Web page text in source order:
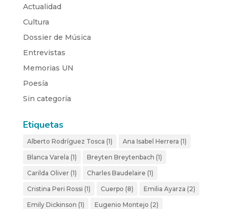
Actualidad
Cultura
Dossier de Música
Entrevistas
Memorias UN
Poesía
Sin categoría
Etiquetas
Alberto Rodríguez Tosca (1) Ana Isabel Herrera (1)
Blanca Varela (1) Breyten Breytenbach (1)
Carilda Oliver(1) Charles Baudelaire (1)
Cristina Peri Rossi (1) Cuerpo (8) Emilia Ayarza (2)
Emily Dickinson (1) Eugenio Montejo (2)